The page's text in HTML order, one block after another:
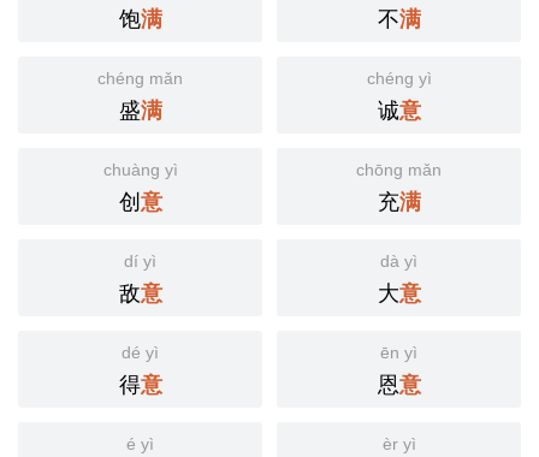
饱满 不满
chéng mǎn
盛满
chéng yì
诚意
chuàng yì
创意
chōng mǎn
充满
dí yì
敌意
dà yì
大意
dé yì
得意
ēn yì
恩意
é yì èr yì